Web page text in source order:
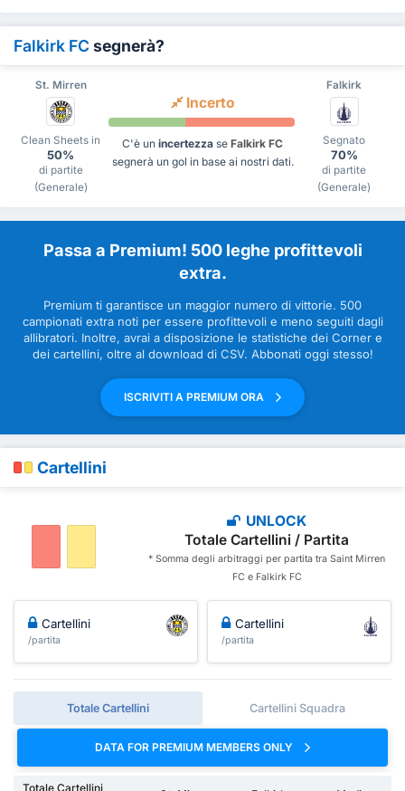
Falkirk FC segnerà?
St. Mirren Falkirk
Clean Sheets in
50%
di partite
(Generale)
Incerto
C'è un incertezza se Falkirk FC
segnerà un gol in base ai nostri dati.
Segnato
70%
di partite
(Generale)
Passa a Premium! 500 leghe profittevoli
extra.
Premium ti garantisce un maggior numero di vittorie. 500
campionati extra noti per essere profittevoli e meno seguiti dagli
allibratori. Inoltre, avrai a disposizione le statistiche dei Corner e
dei cartellini, oltre al download di CSV. Abbonati oggi stesso!
ISCRIVITI A PREMIUM ORA
Cartellini
UNLOCK
Totale Cartellini / Partita
* Somma degli arbitraggi per partita tra Saint Mirren
FC e Falkirk FC
Cartellini
/partita
Cartellini
/partita
Totale Cartellini Cartellini Squadra
DATA FOR PREMIUM MEMBERS ONLY
Totale Cartellini